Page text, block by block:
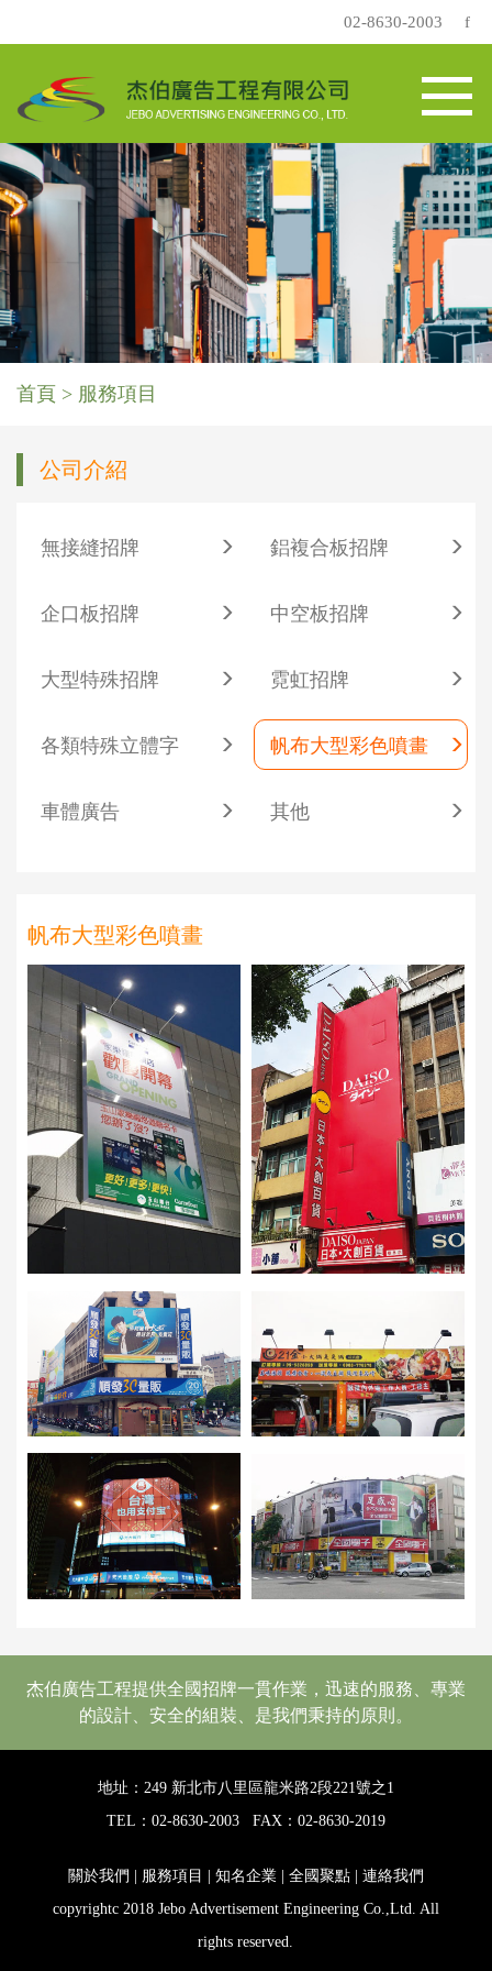
02-8630-2003 f
首頁 > 服務項目
公司介紹
無接縫招牌 鋁複合板招牌
企口板招牌 中空板招牌
大型特殊招牌 霓虹招牌
各類特殊立體字 帆布大型彩色噴畫
車體廣告 其他
帆布大型彩色噴畫
杰伯廣告工程提供全國招牌一貫作業，迅速的服務、專業
的設計、安全的組裝、是我們秉持的原則。
地址：249 新北市八里區龍米路2段221號之1
TEL：02-8630-2003FAX：02-8630-2019
關於我們 服務項目 知名企業| 全國聚點| 連絡我們
copyrightc 2018 Jebo Advertisement Engineering Co.,Ltd. All
rights reserved.